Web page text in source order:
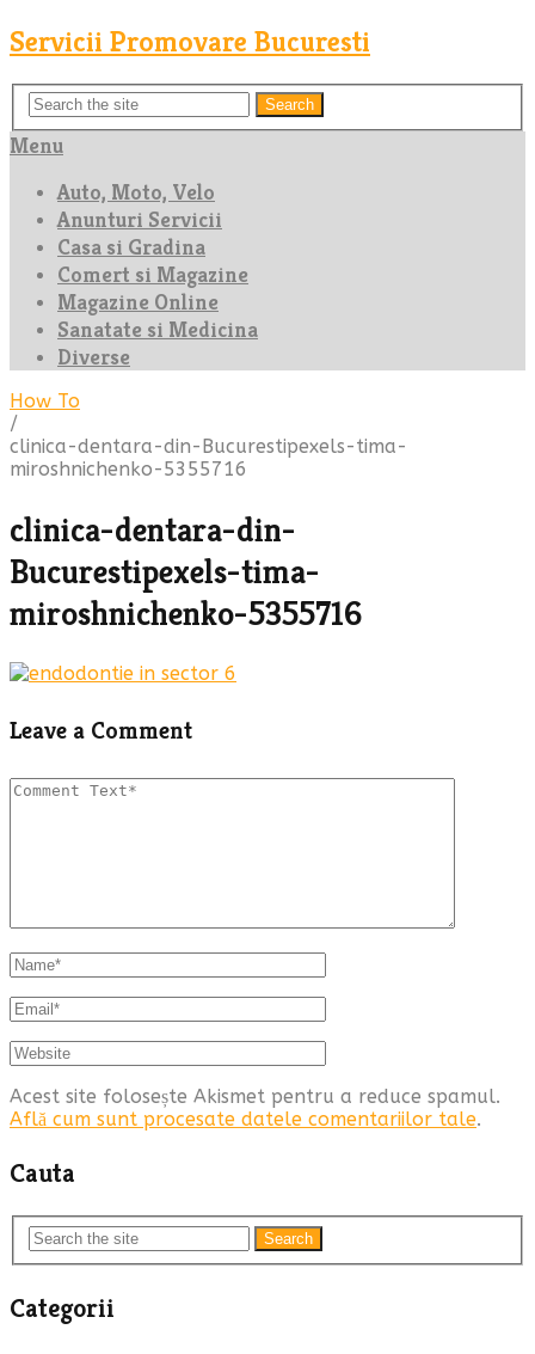
Servicii Promovare Bucuresti
Search
Menu
Auto, Moto, Velo
Anunturi Servicii
Casa si Gradina
Comert si Magazine
Magazine Online
Sanatate si Medicina
Diverse
How To
/
clinica-dentara-din-Bucurestipexels-tima-
miroshnichenko-5355716
clinica-dentara-din-
Bucurestipexels-tima-
miroshnichenko-5355716
Leave a Comment
Acest site folosește Akismet pentru a reduce spamul.
Află cum sunt procesate datele comentariilor tale.
Cauta
Search
Categorii